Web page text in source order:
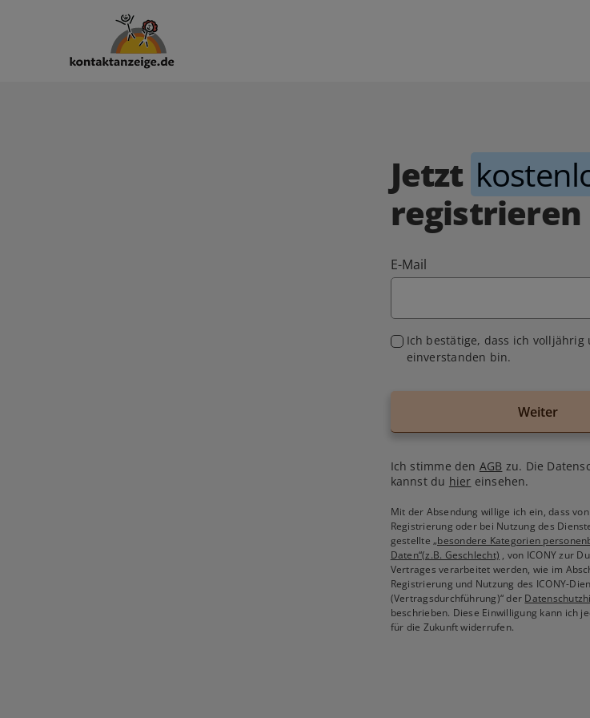
Jetzt
registrieren
E-Mail
Ich bestätige, dass ich volljährig
einverstanden bin.
Weiter
Ich stimme den AGB zu. Die
kannst du hier einsehen.
Mit der Absendung willige ich ein, dass
Registrierung oder bei Nutzung des
gestellte„besondere Kategorien
Daten“(z.B. Geschlecht) , von ICONY zur
Vertrages verarbeitet werden, wie im
Registrierung und Nutzung des ICONY-
(Vertragsdurchführung)“ der
beschrieben. Diese Einwilligung kann ich
für die Zukunft widerrufen.